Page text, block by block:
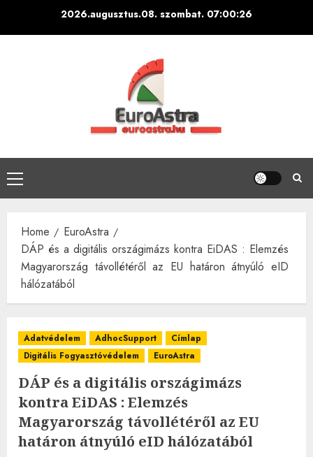
2026.augusztus.08. szombat. 07:00:27
Primary
Menu
Home
EuroAstra
DÁP és a digitális országimázs kontra EiDAS : Elemzés
Magyarország távollétéről az EU határon átnyúló eID
hálózatából
Adatvédelem AdhocSupport
Címlap
Digitális Fogyasztóvédelem
EuroAstra
DÁP és a digitális országimázs
kontra EiDAS : Elemzés
Magyarország távollétéről az EU
határon átnyúló eID hálózatából